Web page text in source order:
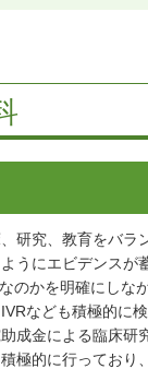
研究、教育をバラ
うにエビデンス
かを明確にしな
なども積極的に
成金による臨床
極的に行っており